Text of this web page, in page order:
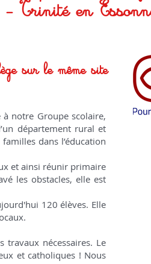
Trinité en
sur le même site
à notre Groupe scolaire,
département rural et
dans l’éducation
et ainsi réunir primaire
les obstacles, elle est
120 élèves. Elle
travaux nécessaires. Le
et catholiques ! Nous